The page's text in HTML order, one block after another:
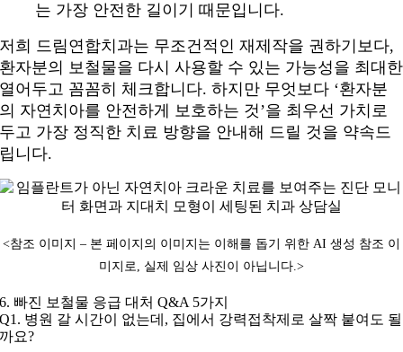
는 가장 안전한 길이기 때문입니다.
저희 드림연합치과는 무조건적인 재제작을 권하기보다,
환자분의 보철물을 다시 사용할 수 있는 가능성을 최대한
열어두고 꼼꼼히 체크합니다. 하지만 무엇보다 ‘환자분
의 자연치아를 안전하게 보호하는 것’을 최우선 가치로
두고 가장 정직한 치료 방향을 안내해 드릴 것을 약속드
립니다.
<참조 이미지 – 본 페이지의 이미지는 이해를 돕기 위한 AI 생성 참조 이
미지로, 실제 임상 사진이 아닙니다.>
6. 빠진 보철물 응급 대처 Q&A 5가지
Q1. 병원 갈 시간이 없는데, 집에서 강력접착제로 살짝 붙여도 될
까요?